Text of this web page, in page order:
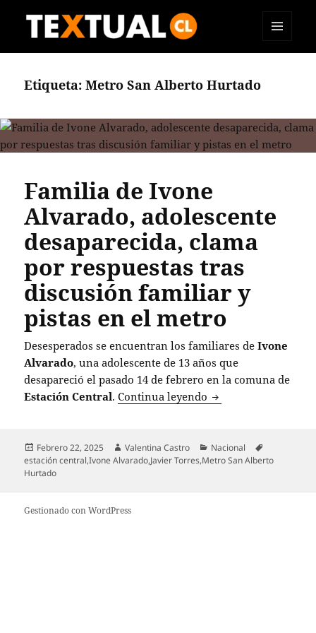
Etiqueta:Metro San Alberto Hurtado
Familia de Ivone
Alvarado, adolescente
desaparecida, clama
por respuestas tras
discusión familiar y
pistas en el metro
Desesperados se encuentran los familiares deIvone
Alvarado, una adolescente de 13 años que
desapareció el pasado 14 de febrero en la comuna de
Estación Central.Continua leyendo Familia de Ivone
Publicado
el
Febrero 22, 2025 Autor
Valentina Castro Categorías
Nacional
estación central,Ivone Alvarado,Javier Torres,Metro San Alberto
Hurtado
Gestionado con WordPress